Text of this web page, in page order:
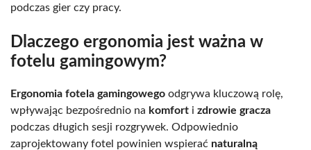
podczas gier czy pracy.
Dlaczego ergonomia jest ważna w
fotelu gamingowym?
Ergonomia fotela gamingowego odgrywa kluczową rolę,
wpływając bezpośrednio na komfort i zdrowie gracza
podczas długich sesji rozgrywek. Odpowiednio
zaprojektowany fotel powinien wspierać naturalną